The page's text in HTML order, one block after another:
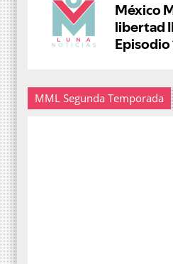
MML Segunda Temporada